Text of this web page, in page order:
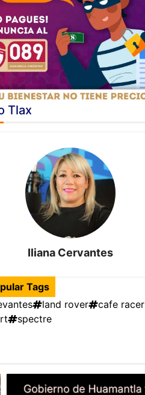
Tlax
Iliana Cervantes
Tags
land rover
cafe racer
spectre